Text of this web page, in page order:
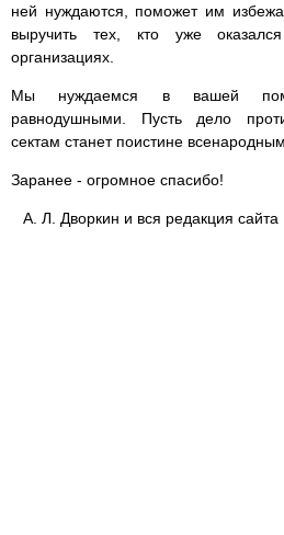
ней нуждаются, поможет им
выручить тех, кто уже
организациях.
Мы нуждаемся в вашей
равнодушными. Пусть дело
сектам станет поистине
Заранее - огромное спасибо!
А. Л. Дворкин и вся редакция